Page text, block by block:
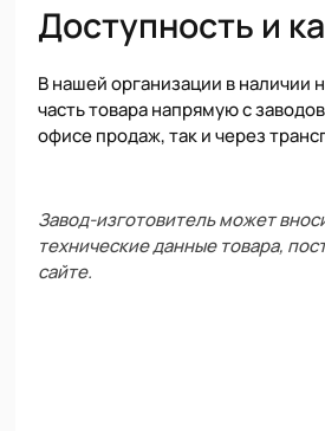
Доступность и
В нашей организации в
часть товара напрямую с
офисе продаж, так и через
Завод-изготовитель может
технические данные товара,
сайте.